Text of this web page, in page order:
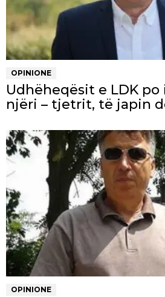
OPINIONE
Udhëheqësit e LDK
njëri – tjetrit, të japin
OPINIONE